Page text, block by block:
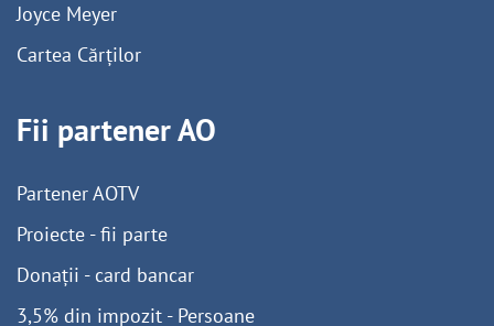
Joyce Meyer
Cartea Cărților
Fii partener AO
Partener AOTV
Proiecte - fii parte
Donații - card bancar
3,5% din impozit - Persoane